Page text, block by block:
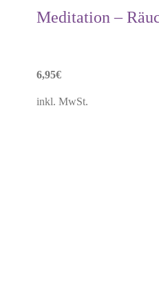
Meditation –
6,95€
inkl. MwSt.